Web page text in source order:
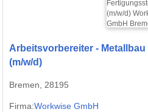
Arbeitsvorbereiter -
(m/w/d)
Bremen, 28195
Firma:Workwise GmbH